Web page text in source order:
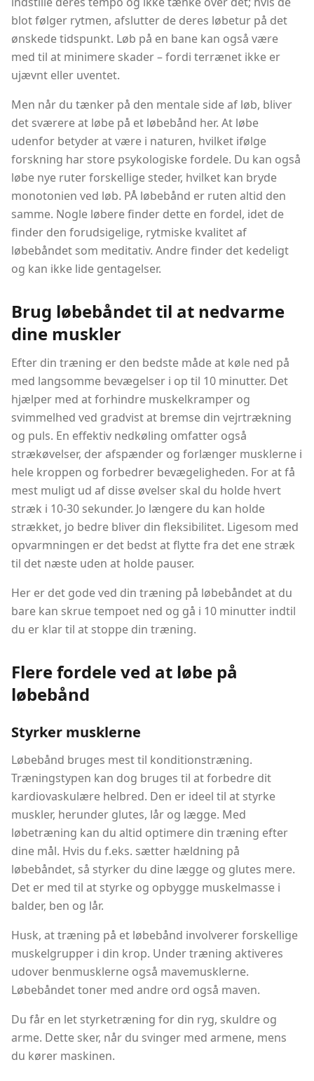
blot følger rytmen, afslutter de deres løbetur på det
ønskede tidspunkt. Løb på en bane kan også være
med til at minimere skader – fordi terrænet ikke er
ujævnt eller uventet.
Men når du tænker på den mentale side af løb, bliver
det sværere at løbe på et løbebånd her. At løbe
udenfor betyder at være i naturen, hvilket ifølge
forskning har store psykologiske fordele. Du kan også
løbe nye ruter forskellige steder, hvilket kan bryde
monotonien ved løb. PÅ løbebånd er ruten altid den
samme. Nogle løbere finder dette en fordel, idet de
finder den forudsigelige, rytmiske kvalitet af
løbebåndet som meditativ. Andre finder det kedeligt
og kan ikke lide gentagelser.
Brug løbebåndet til at nedvarme
dine muskler
Efter din træning er den bedste måde at køle ned på
med langsomme bevægelser i op til 10 minutter. Det
hjælper med at forhindre muskelkramper og
svimmelhed ved gradvist at bremse din vejrtrækning
og puls. En effektiv nedkøling omfatter også
strækøvelser, der afspænder og forlænger musklerne i
hele kroppen og forbedrer bevægeligheden. For at få
mest muligt ud af disse øvelser skal du holde hvert
stræk i 10-30 sekunder. Jo længere du kan holde
strækket, jo bedre bliver din fleksibilitet. Ligesom med
opvarmningen er det bedst at flytte fra det ene stræk
til det næste uden at holde pauser.
Her er det gode ved din træning på løbebåndet at du
bare kan skrue tempoet ned og gå i 10 minutter indtil
du er klar til at stoppe din træning.
Flere fordele ved at løbe på
løbebånd
Styrker musklerne
Løbebånd bruges mest til konditionstræning.
Træningstypen kan dog bruges til at forbedre dit
kardiovaskulære helbred. Den er ideel til at styrke
muskler, herunder glutes, lår og lægge. Med
løbetræning kan du altid optimere din træning efter
dine mål. Hvis du f.eks. sætter hældning på
løbebåndet, så styrker du dine lægge og glutes mere.
Det er med til at styrke og opbygge muskelmasse i
balder, ben og lår.
Husk, at træning på et løbebånd involverer forskellige
muskelgrupper i din krop. Under træning aktiveres
udover benmusklerne også mavemusklerne.
Løbebåndet toner med andre ord også maven.
Du får en let styrketræning for din ryg, skuldre og
arme. Dette sker, når du svinger med armene, mens
du kører maskinen.